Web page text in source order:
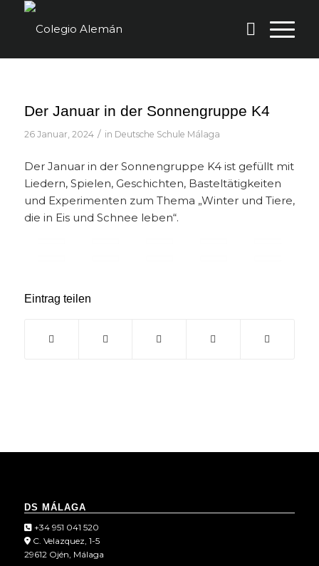
Der Januar in der Sonnengruppe K4
26 Januar, 2024 / in Deutsche Schule Málaga
Der Januar in der Sonnengruppe K4 ist gefüllt mit
Liedern, Spielen, Geschichten, Basteltätigkeiten
und Experimenten zum Thema „Winter und Tiere,
die in Eis und Schnee leben“.
Eintrag teilen
DS MÁLAGA
+34 951 041 520
C. Velazquez, 1-5
29612 Ojén, Málaga